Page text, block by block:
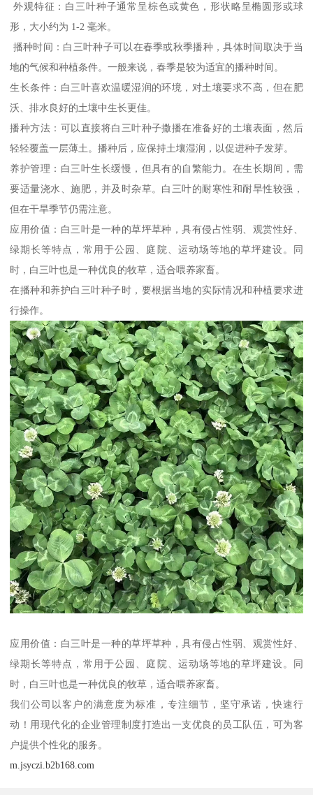
外观特征：白三叶种子通常呈棕色或黄色，形状略呈椭圆形或球
形，大小约为 1-2 毫米。
播种时间：白三叶种子可以在春季或秋季播种，具体时间取决于当
地的气候和种植条件。一般来说，春季是较为适宜的播种时间。
生长条件：白三叶喜欢温暖湿润的环境，对土壤要求不高，但在肥
沃、排水良好的土壤中生长更佳。
播种方法：可以直接将白三叶种子撒播在准备好的土壤表面，然后
轻轻覆盖一层薄土。播种后，应保持土壤湿润，以促进种子发芽。
养护管理：白三叶生长缓慢，但具有的自繁能力。在生长期间，需
要适量浇水、施肥，并及时杂草。白三叶的耐寒性和耐旱性较强，
但在干旱季节仍需注意。
应用价值：白三叶是一种的草坪草种，具有侵占性弱、观赏性好、
绿期长等特点，常用于公园、庭院、运动场等地的草坪建设。同
时，白三叶也是一种优良的牧草，适合喂养家畜。
在播种和养护白三叶种子时，要根据当地的实际情况和种植要求进
行操作。
应用价值：白三叶是一种的草坪草种，具有侵占性弱、观赏性好、
绿期长等特点，常用于公园、庭院、运动场等地的草坪建设。同
时，白三叶也是一种优良的牧草，适合喂养家畜。
我们公司以客户的满意度为标准，专注细节，坚守承诺，快速行
动！用现代化的企业管理制度打造出一支优良的员工队伍，可为客
户提供个性化的服务。
m.jsyczi.b2b168.com